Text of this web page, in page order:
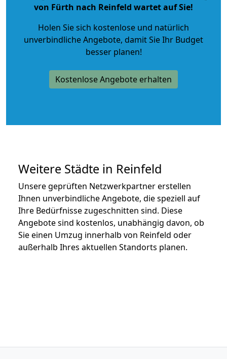
von Fürth nach Reinfeld wartet auf Sie!
Holen Sie sich kostenlose und natürlich
unverbindliche Angebote, damit Sie Ihr Budget
besser planen!
Kostenlose Angebote erhalten
Weitere Städte in Reinfeld
Unsere geprüften Netzwerkpartner erstellen
Ihnen unverbindliche Angebote, die speziell auf
Ihre Bedürfnisse zugeschnitten sind. Diese
Angebote sind kostenlos, unabhängig davon, ob
Sie einen Umzug innerhalb von Reinfeld oder
außerhalb Ihres aktuellen Standorts planen.